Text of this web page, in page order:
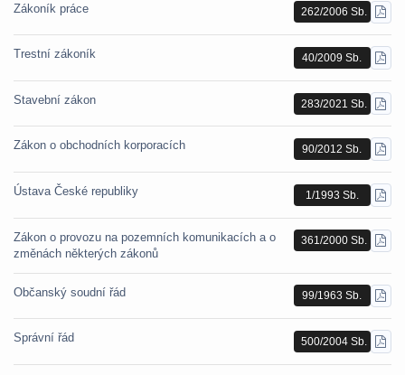
Zákoník práce 262/2006 Sb.
PDF
Trestní zákoník 40/2009 Sb.
PDF
Stavební zákon 283/2021 Sb.
PDF
Zákon o obchodních korporacích 90/2012 Sb.
PDF
Ústava České republiky 1/1993 Sb.
PDF
Zákon o provozu na pozemních komunikacích a o
změnách některých zákonů
361/2000 Sb.
PDF
Občanský soudní řád 99/1963 Sb.
PDF
Správní řád 500/2004 Sb.
PDF